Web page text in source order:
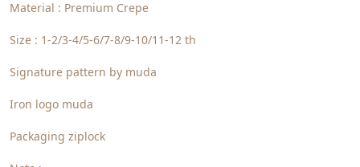
Material : Premium Crepe
Size : 1-2/3-4/5-6/7-8/9-10/11-12 th
Signature pattern by muda
Iron logo muda
Packaging ziplock